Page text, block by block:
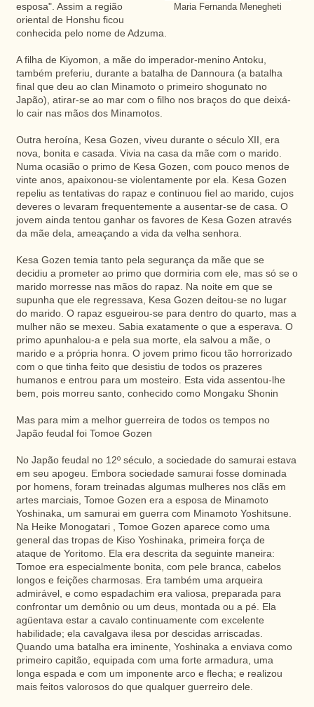
Maria Fernanda Menegheti
esposa". Assim a região
oriental de Honshu ficou
conhecida pelo nome de Adzuma.
A filha de Kiyomon, a mãe do imperador-menino Antoku,
também preferiu, durante a batalha de Dannoura (a batalha
final que deu ao clan Minamoto o primeiro shogunato no
Japão), atirar-se ao mar com o filho nos braços do que deixá-
lo cair nas mãos dos Minamotos.
Outra heroína, Kesa Gozen, viveu durante o século XII, era
nova, bonita e casada. Vivia na casa da mãe com o marido.
Numa ocasião o primo de Kesa Gozen, com pouco menos de
vinte anos, apaixonou-se violentamente por ela. Kesa Gozen
repeliu as tentativas do rapaz e continuou fiel ao marido, cujos
deveres o levaram frequentemente a ausentar-se de casa. O
jovem ainda tentou ganhar os favores de Kesa Gozen através
da mãe dela, ameaçando a vida da velha senhora.
Kesa Gozen temia tanto pela segurança da mãe que se
decidiu a prometer ao primo que dormiria com ele, mas só se o
marido morresse nas mãos do rapaz. Na noite em que se
supunha que ele regressava, Kesa Gozen deitou-se no lugar
do marido. O rapaz esgueirou-se para dentro do quarto, mas a
mulher não se mexeu. Sabia exatamente o que a esperava. O
primo apunhalou-a e pela sua morte, ela salvou a mãe, o
marido e a própria honra. O jovem primo ficou tão horrorizado
com o que tinha feito que desistiu de todos os prazeres
humanos e entrou para um mosteiro. Esta vida assentou-lhe
bem, pois morreu santo, conhecido como Mongaku Shonin
Mas para mim a melhor guerreira de todos os tempos no
Japão feudal foi Tomoe Gozen
No Japão feudal no 12º século, a sociedade do samurai estava
em seu apogeu. Embora sociedade samurai fosse dominada
por homens, foram treinadas algumas mulheres nos clãs em
artes marciais, Tomoe Gozen era a esposa de Minamoto
Yoshinaka, um samurai em guerra com Minamoto Yoshitsune.
Na Heike Monogatari , Tomoe Gozen aparece como uma
general das tropas de Kiso Yoshinaka, primeira força de
ataque de Yoritomo. Ela era descrita da seguinte maneira:
Tomoe era especialmente bonita, com pele branca, cabelos
longos e feições charmosas. Era também uma arqueira
admirável, e como espadachim era valiosa, preparada para
confrontar um demônio ou um deus, montada ou a pé. Ela
agüentava estar a cavalo continuamente com excelente
habilidade; ela cavalgava ilesa por descidas arriscadas.
Quando uma batalha era iminente, Yoshinaka a enviava como
primeiro capitão, equipada com uma forte armadura, uma
longa espada e com um imponente arco e flecha; e realizou
mais feitos valorosos do que qualquer guerreiro dele.